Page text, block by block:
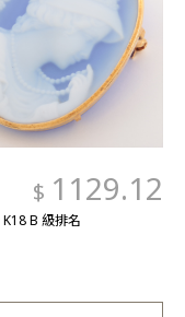
$ 1129.12
B 級排名